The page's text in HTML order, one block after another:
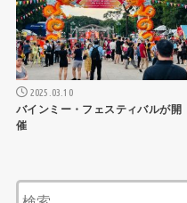
2025.03.10
バインミー・フェスティバルが開
催